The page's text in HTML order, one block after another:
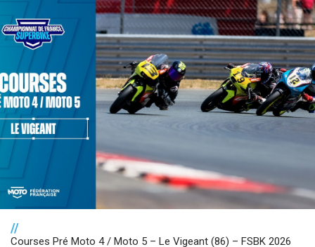
//
Courses Pré Moto 4 / Moto 5 – Le Vigeant (86) – FSBK 2026